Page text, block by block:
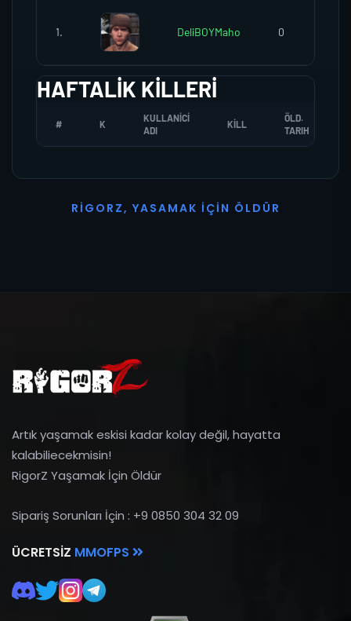
1. DeliBOYMaho 0
HAFTALIK KILLERI
# K
KULLANICI
ADI
KILL
ÖLD.
TARIH
R I G O R Z, YASAMAK İ ÇI N Ö L D Ü R
Artık yaşamak eskisi kadar kolay değil, hayatta
kalabiliecekmisin!
RigorZ Yaşamak İçin Öldür
Sipariş Sorunları İçin : +9 0850 304 32 09
ÜCRETSIZ MMOFPS